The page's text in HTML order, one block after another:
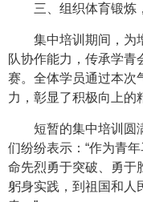
三、组织体育锻炼
集中培训期间，为
队协作能力，传承学青
赛。全体学员通过本次
力，彰显了积极向上的
短暂的集中培训圆
们纷纷表示：“作为青
命先烈勇于突破、勇于
躬身实践，到祖国和人